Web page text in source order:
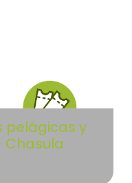
pelágicas y
Chasula